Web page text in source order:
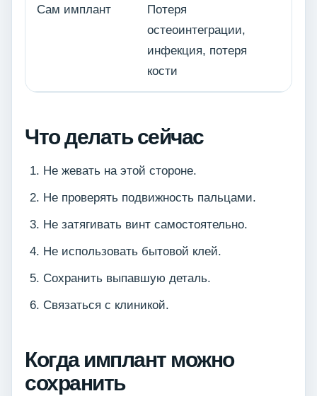
Сам имплант
Потеря
остеоинтеграции,
инфекция, потеря
кости
Что делать сейчас
Не жевать на этой стороне.
Не проверять подвижность пальцами.
Не затягивать винт самостоятельно.
Не использовать бытовой клей.
Сохранить выпавшую деталь.
Связаться с клиникой.
Когда имплант можно
сохранить